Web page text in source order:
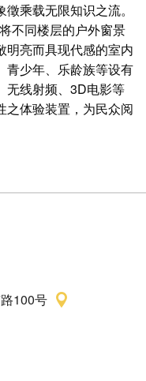
乘载无限知识之流。
不同楼层的户外窗景
明亮而具现代感的室内
青少年、乐龄族等设有
无线射频、3D电影等
之体验装置，为民众阅
100号